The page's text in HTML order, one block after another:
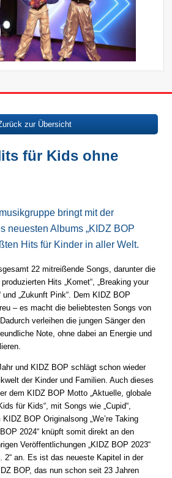
zur Übersicht
für Kids ohne
bringt mit der
neuesten Albums „KIDZ BOP
Hits für Kinder in aller Welt.
22 mitreißende Songs, darunter die
Hits „Komet“, „Breaking your
und „Zukunft Pink“. Dem KIDZ BOP
– es macht die beliebtesten Songs von
verleihen die jungen Sänger den
Note, ohne dabei an Energie und
und KIDZ BOP schlägt schon wieder
der Kinder und Familien. Auch dieses
dem KIDZ BOP Motto „Aktuelle, globale
für Kids“, mit Songs wie „Cupid“,
KIDZ BOP Originalsong „We’re Taking
2024“ knüpft somit direkt an den
Veröffentlichungen „KIDZ BOP 2023“
2“ an. Es ist das neueste Kapitel in der
BOP, das nun schon seit 23 Jahren